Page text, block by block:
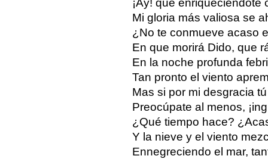
¡Ay! que enriqueciéndote
Mi gloria más valiosa se
¿No te conmueve acaso
En que morirá Dido, que
En la noche profunda
Tan pronto el viento
Mas si por mi desgracia
Preocúpate al menos,
¿Qué tiempo hace?
Y la nieve y el viento
Ennegreciendo el mar,